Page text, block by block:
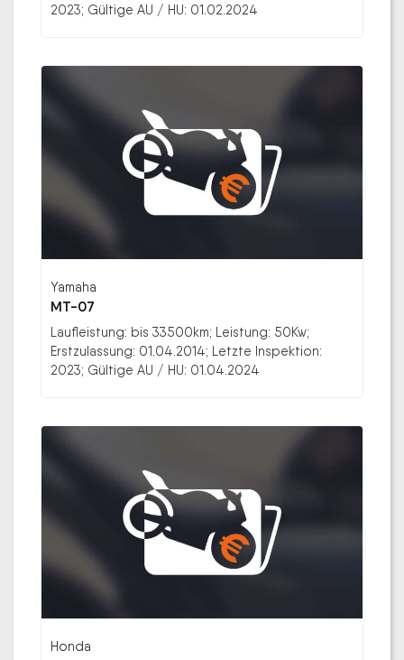
2023; Gültige AU / HU: 01.02.2024
Yamaha
MT-07
Laufleistung: bis 33500km; Leistung: 50Kw;
Erstzulassung: 01.04.2014; Letzte Inspektion:
2023; Gültige AU / HU: 01.04.2024
Honda